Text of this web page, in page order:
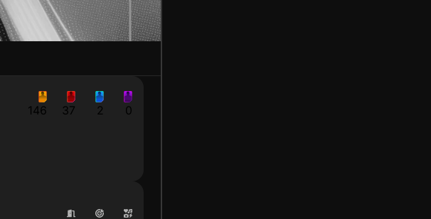
146 37 2 0